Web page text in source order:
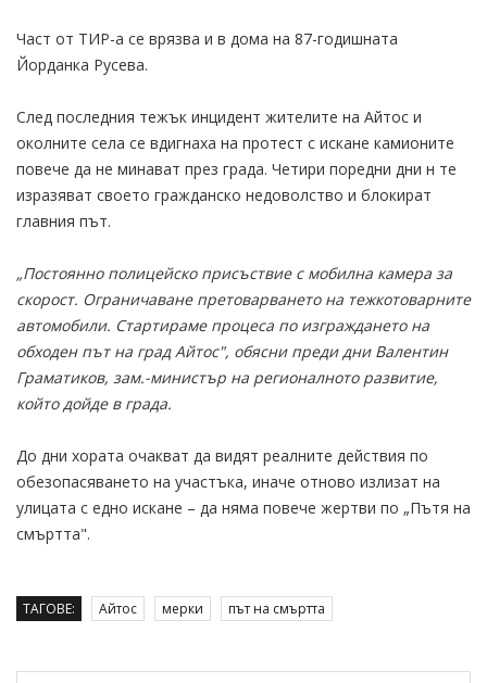
Част от ТИР-а се врязва и в дома на 87-годишната
Йорданка Русева.
След последния тежък инцидент жителите на Айтос и
околните села се вдигнаха на протест с искане камионите
повече да не минават през града. Четири поредни дни н те
изразяват своето гражданско недоволство и блокират
главния път.
„Постоянно полицейско присъствие с мобилна камера за
скорост. Ограничаване претоварването на тежкотоварните
автомобили. Стартираме процеса по изграждането на
обходен път на град Айтос", обясни преди дни Валентин
Граматиков, зам.-министър на регионалното развитие,
който дойде в града.
До дни хората очакват да видят реалните действия по
обезопасяването на участъка, иначе отново излизат на
улицата с едно искане – да няма повече жертви по „Пътя на
смъртта".
ТАГОВЕ: Айтос мерки път на смъртта